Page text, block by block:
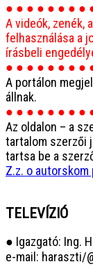
● ● ● ● ● ● ● ●
A videók, zenék,
felhasználása a
írásbeli
● ● ● ● ● ● ● ●
A portálon
állnak.
● ● ● ● ● ● ● ●
Az oldalon – a
tartalom szerzői
tartsa be a
Z.z. o autorskom
TELEVÍZIÓ
● Igazgató: Ing.
e-mail: haraszti/